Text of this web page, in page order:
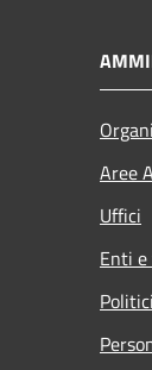
Aree
Uffici
Enti
Politici